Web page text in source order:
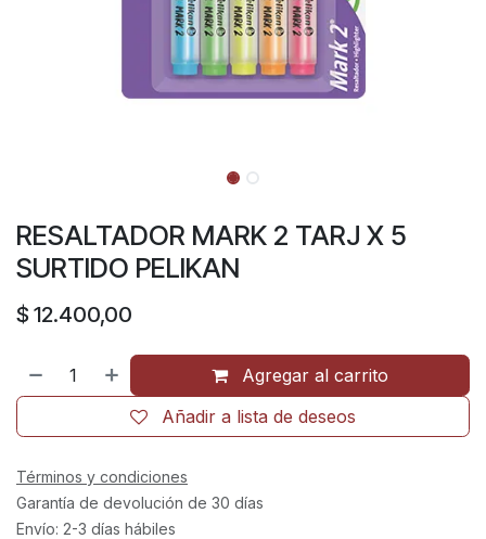
RESALTADOR MARK 2 TARJ X 5
SURTIDO PELIKAN
$ 12.400,00
Agregar al carrito
Añadir a lista de deseos
Términos y condiciones
Garantía de devolución de 30 días
Envío: 2-3 días hábiles